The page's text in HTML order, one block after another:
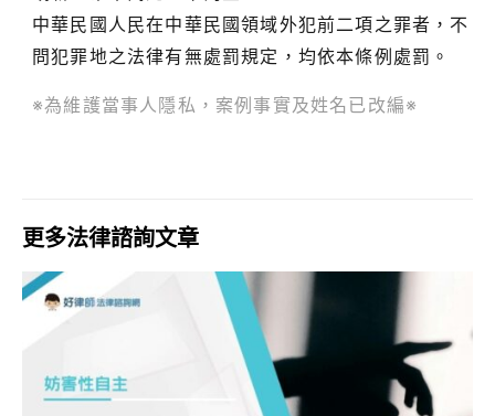
中華民國人民在中華民國領域外犯前二項之罪者，不
問犯罪地之法律有無處罰規定，均依本條例處罰。
※為維護當事人隱私，案例事實及姓名已改編※
更多法律諮詢文章